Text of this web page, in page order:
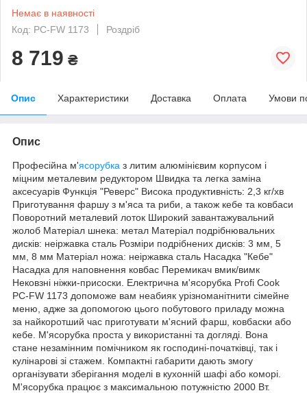
Немає в наявності
Код: PC-FW 1173
Роздріб
8 719 ₴
Опис Характеристики Доставка Оплата Умови
Опис
Професійна м'ясорубка з литим алюмінієвим корпусом і
міцним металевим редуктором Швидка та легка заміна
аксесуарів Функція "Реверс" Висока продуктивність: 2,3 кг/хв
Приготування фаршу з м'яса та риби, а також кебе та ковбаси
Поворотний металевий лоток Широкий завантажувальний
жолоб Матеріал шнека: метал Матеріал подрібнювальних
дисків: неіржавка сталь Розміри подрібнених дисків: 3 мм, 5
мм, 8 мм Матеріал ножа: неіржавка сталь Насадка "Кебе"
Насадка для наповнення ковбас Перемикач вмик/вимк
Нековзні ніжки-присоски. Електрична м'ясорубка Profi Cook
PC-FW 1173 допоможе вам неабияк урізноманітнити сімейне
меню, адже за допомогою цього побутового приладу можна
за найкоротший час приготувати м'ясний фарш, ковбаски або
кебе. М'ясорубка проста у використанні та догляді. Вона
стане незамінним помічником як господині-початківці, так і
кулінарові зі стажем. Компактні габарити дають змогу
організувати зберігання моделі в кухонній шафі або коморі.
М'ясорубка працює з максимальною потужністю 2000 Вт.